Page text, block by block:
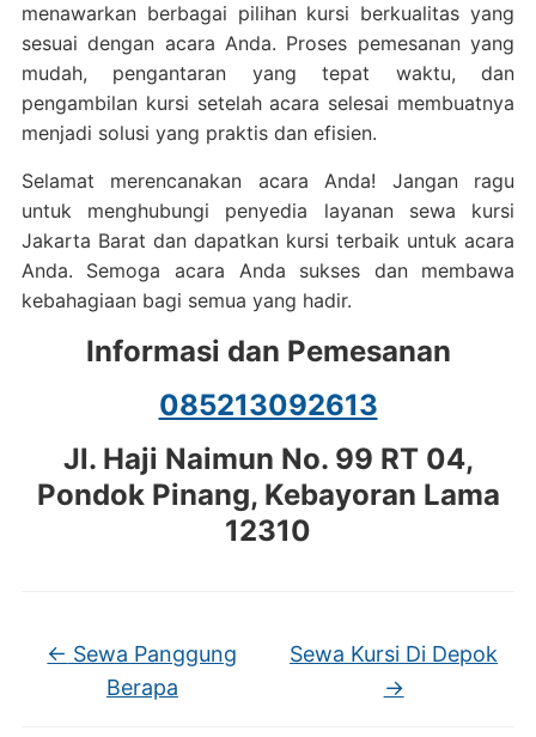
menawarkan berbagai pilihan kursi berkualitas yang
sesuai dengan acara Anda. Proses pemesanan yang
mudah, pengantaran yang tepat waktu, dan
pengambilan kursi setelah acara selesai membuatnya
menjadi solusi yang praktis dan efisien.
Selamat merencanakan acara Anda! Jangan ragu
untuk menghubungi penyedia layanan sewa kursi
Jakarta Barat dan dapatkan kursi terbaik untuk acara
Anda. Semoga acara Anda sukses dan membawa
kebahagiaan bagi semua yang hadir.
Informasi dan Pemesanan
085213092613
Jl. Haji Naimun No. 99 RT 04,
Pondok Pinang, Kebayoran Lama
12310
← Sewa Panggung
Berapa
Sewa Kursi Di Depok
→